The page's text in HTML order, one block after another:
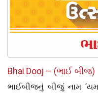
Bhai Dooj – (ભાઈ બીજ)
ભાઈબીજનું બીજું નામ